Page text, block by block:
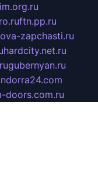
ftn.pp.ru
zapchasti.ru
hardcity.net.ru
gubernyan.ru
doors.com.ru